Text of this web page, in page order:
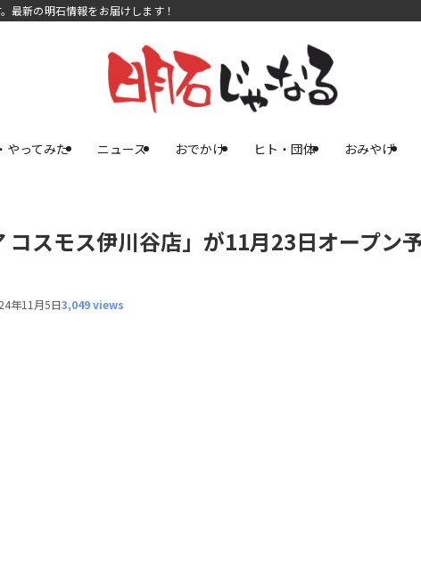
最新の明石情報をお届けします！
やってみた ニュース おでかけ ヒト・団体 おみやげ
スモス伊川谷店」が11月23日オープン
年11月5日3,049 views